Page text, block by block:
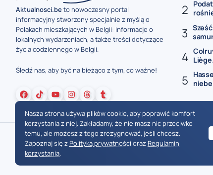
Aktualnosci.beto nowoczesny portal
informacyjny stworzony specjalnie z myślą o
Polakach mieszkających w Belgii: informacje o
lokalnych wydarzeniach, a także treści dotyczące
życia codziennego w Belgii.
Śledź nas, aby być na bieżąco z tym, co ważne!
Nasza strona używa plików cookie, aby poprawić komfort
korzystania z niej. Zakładamy, że nie masz nic przeciwko
temu, ale możesz z tego zrezygnować, jeśli chcesz.
Zapoznaj się z Polityką prywatności oraz Regulamin
korzystania.